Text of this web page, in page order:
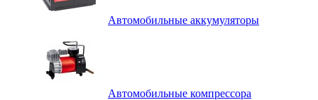
Автомобильные аккумуляторы
Автомобильные компрессора